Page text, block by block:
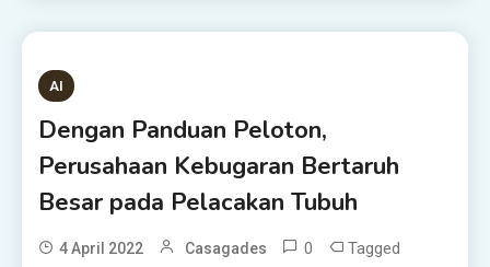
AI
Dengan Panduan Peloton,
Perusahaan Kebugaran Bertaruh
Besar pada Pelacakan Tubuh
4 April 2022 Casagades 0 Tagged